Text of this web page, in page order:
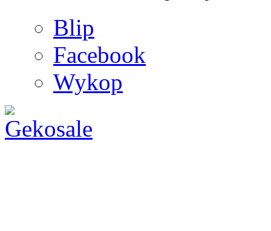
Blip
Facebook
Wykop